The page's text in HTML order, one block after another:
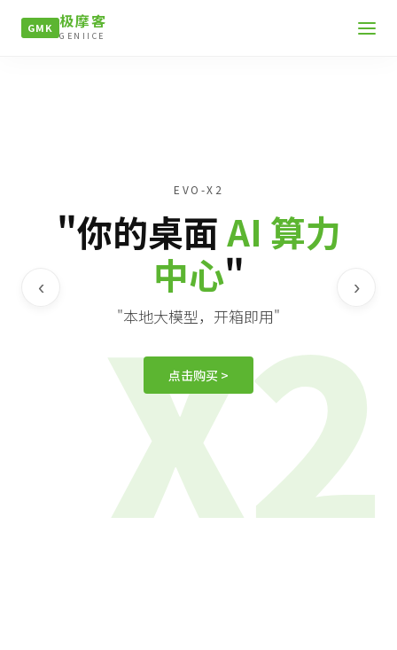
GMK 极摩客
GENIICE
X2
EVO-X2
"你的桌面AI 算力
中心"
"本地大模型，开箱即用"
点击购买 >
‹ ›